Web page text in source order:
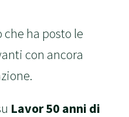
ha posto le
con ancora
Lavor 50 anni di